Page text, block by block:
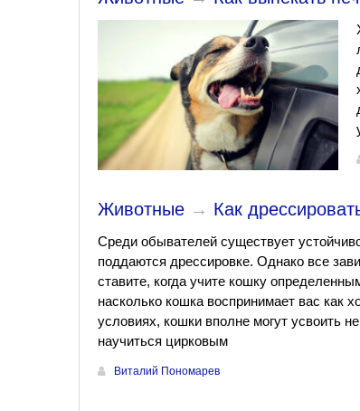
Животные → Как
Среди обывателей существует
поддаются дрессировке. Однако все
ставите, когда учите кошку
насколько кошка воспринимает вас как
условиях, кошки вполне могут усвоить
научиться цирковым
Виталий Пономарев